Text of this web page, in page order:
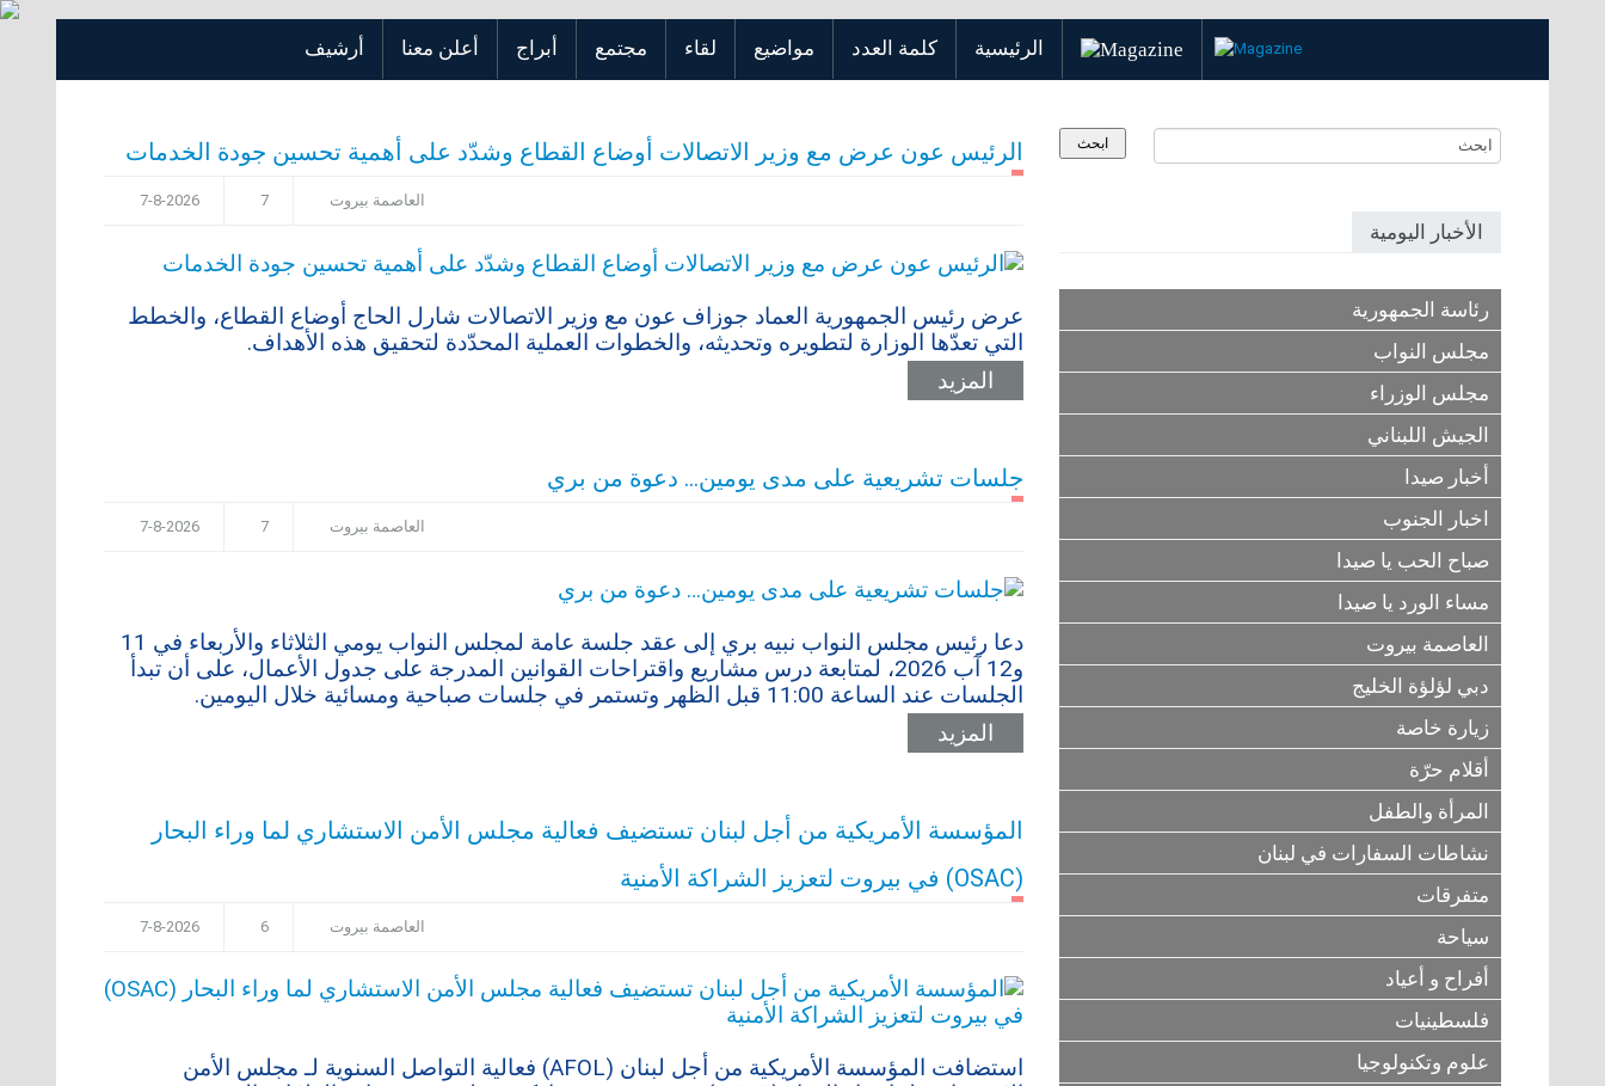
الرئيسية كلمة العدد مواضيع لقاء مجتمع أبراج أعلن معنا أرشيف
الرئيس عون عرض مع وزير الاتصالات أوضاع القطاع وشدّد على أهمية تحسين جودة الخدمات
7-8-2026 7 العاصمة بيروت
عرض رئيس الجمهورية العماد جوزاف عون مع وزير الاتصالات شارل الحاج أوضاع القطاع، والخطط
التي تعدّها الوزارة لتطويره وتحديثه، والخطوات العملية المحدّدة لتحقيق هذه الأهداف.
المزيد
جلسات تشريعية على مدى يومين… دعوة من بري
7-8-2026 7 العاصمة بيروت
دعا رئيس مجلس النواب نبيه بري إلى عقد جلسة عامة لمجلس النواب يومي الثلاثاء والأربعاء في 11
و12 آب 2026، لمتابعة درس مشاريع واقتراحات القوانين المدرجة على جدول الأعمال، على أن تبدأ
الجلسات عند الساعة 11:00 قبل الظهر وتستمر في جلسات صباحية ومسائية خلال اليومين.
المزيد
المؤسسة الأمريكية من أجل لبنان تستضيف فعالية مجلس الأمن الاستشاري لما وراء البحار
(OSAC) في بيروت لتعزيز الشراكة الأمنية
7-8-2026 6 العاصمة بيروت
استضافت المؤسسة الأمريكية من أجل لبنان (AFOL) فعالية التواصل السنوية لـ مجلس الأمن
الأخبار اليومية
رئاسة الجمهورية
مجلس النواب
مجلس الوزراء
الجيش اللبناني
أخبار صيدا
اخبار الجنوب
صباح الحب يا صيدا
مساء الورد يا صيدا
العاصمة بيروت
دبي لؤلؤة الخليج
زيارة خاصة
أقلام حرّة
المرأة والطفل
نشاطات السفارات في لبنان
متفرقات
سياحة
أفراح و أعياد
فلسطينيات
علوم وتكنولوجيا